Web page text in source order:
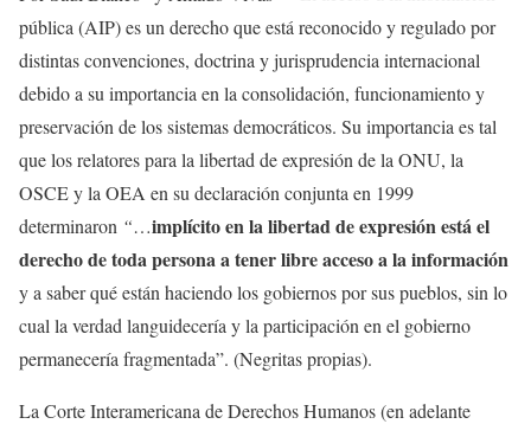
pública (AIP) es un derecho que está reconocido y regulado por
distintas convenciones, doctrina y jurisprudencia internacional
debido a su importancia en la consolidación, funcionamiento y
preservación de los sistemas democráticos. Su importancia es tal
que los relatores para la libertad de expresión de la ONU, la
OSCE y la OEA en su declaración conjunta en 1999
determinaron “…implícito en la libertad de expresión está el
derecho de toda persona a tener libre acceso a la información
y a saber qué están haciendo los gobiernos por sus pueblos, sin lo
cual la verdad languidecería y la participación en el gobierno
permanecería fragmentada”. (Negritas propias).
La Corte Interamericana de Derechos Humanos (en adelante